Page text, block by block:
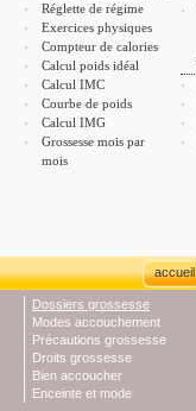
Réglette de régime
Exercices physiques
Compteur de calories
Calcul poids idéal
Calcul IMC
Courbe de poids
Calcul IMG
Grossesse mois par
mois
accueil
Dossiers grossesse
Modes accouchement
Précautions grossesse
Droits grossesse
Bien accoucher
Enceinte et mode